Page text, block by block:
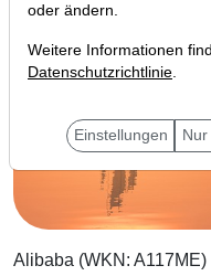
Alibaba (WKN:
oder ändern.
Weitere Informationen
Datenschutzrichtlinie.
Einstellungen